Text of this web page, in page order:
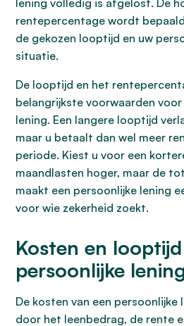
lening volledig is afgelost. De
rentepercentage wordt
de gekozen looptijd en uw
situatie.
De looptijd en het
belangrijkste voorwaarden
lening. Een langere looptijd
maar u betaalt dan wel meer
periode. Kiest u voor een
maandlasten hoger, maar de
maakt een persoonlijke lening
voor wie zekerheid zoekt.
Kosten en
persoonlijke
De kosten van een
door het leenbedrag, de rente